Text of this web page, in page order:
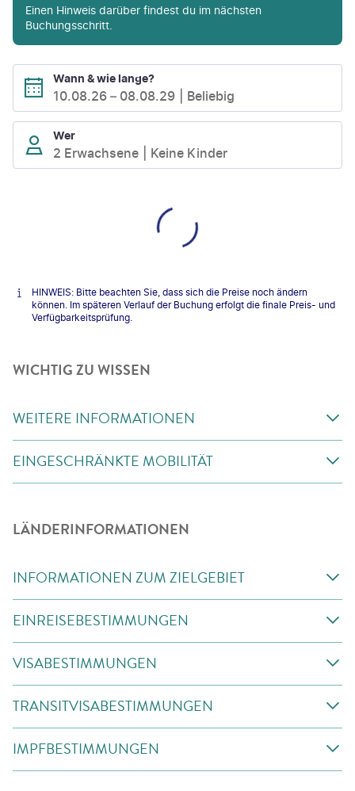
Einen Hinweis darüber findest du im nächsten
Buchungsschritt.
Wann & wie lange?
10.08.26 – 08.08.29 Beliebig
Wer
2 Erwachsene Keine Kinder
HINWEIS: Bitte beachten Sie, dass sich die Preise noch ändern
können. Im späteren Verlauf der Buchung erfolgt die finale Preis- und
Verfügbarkeitsprüfung.
WICHTIG ZU WISSEN
WEITERE INFORMATIONEN
EINGESCHRÄNKTE MOBILITÄT
LÄNDERINFORMATIONEN
INFORMATIONEN ZUM ZIELGEBIET
EINREISEBESTIMMUNGEN
VISABESTIMMUNGEN
TRANSITVISABESTIMMUNGEN
IMPFBESTIMMUNGEN